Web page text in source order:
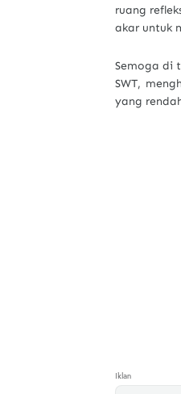
ruang
akar untuk
Semoga di
SWT,
yang
Iklan